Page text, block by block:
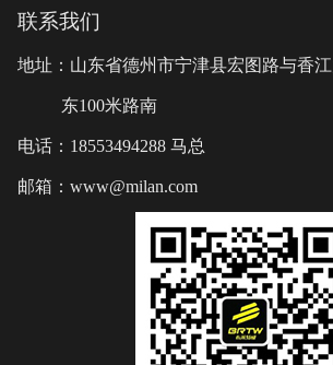
联系我们
地址：山东省德州市宁津县宏图路与香
东100米路南
电话：18553494288 马总
邮箱：www@milan.com